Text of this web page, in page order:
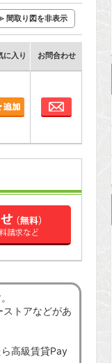
間取り図を非表示
に入り お問合わせ
お問合わせ
トアなどがあ
高級賃貸Pay